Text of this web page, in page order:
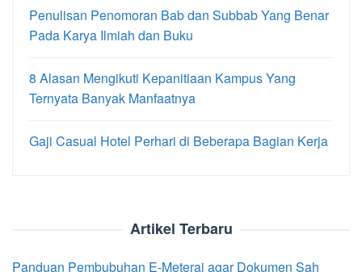
Penulisan Penomoran Bab dan Subbab Yang Benar
Pada Karya Ilmiah dan Buku
8 Alasan Mengikuti Kepanitiaan Kampus Yang
Ternyata Banyak Manfaatnya
Gaji Casual Hotel Perhari di Beberapa Bagian Kerja
Artikel Terbaru
Panduan Pembubuhan E-Meterai agar Dokumen Sah